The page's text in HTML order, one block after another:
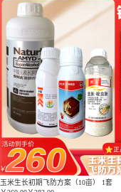
玉米生长初期飞防方案（10亩） 1套